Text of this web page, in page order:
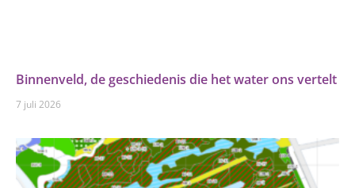
Binnenveld, de geschiedenis die het water ons vertelt
7 juli 2026